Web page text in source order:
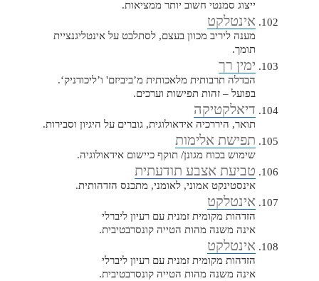
ייצוג סמנטי חשוב יותר ממציאות.
אינטלקט
מענה ליריב מכוון בעצם, לסתלבט על אינטליגנציית
תומך.
ימין רך
הבדלה תרבותית מלאכותית מ’ביביזם' ו’ליכודניק‘.
בפועל – זהות תפישות וערכים.
דיאלקטיקה
תואר, היררכיה אידאולוגית, גוברים על היגיון וסבירות.
תפישת אלימות
שימוש בכוח מגונן/ תוקף כיישום אידאולוגיה.
טביעת אצבע תודעתית
אינסטינקט אמוני, לאומני, מתכנס הזדהותית.
אינטלקט
הזדהות מקומית זמנית עם רעיון ליברלי
אינה משנה מהות הטייה קונסרבטיבית.
אינטלקט
הזדהות מקומית זמנית עם רעיון ליברלי
אינה משנה מהות הטייה קונסרבטיבית.